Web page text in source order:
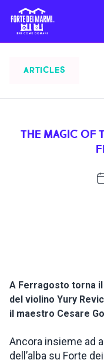
EVENTS
NEWS
INSPIRATIONS
ARTICLES
THE MAGIC OF
A Ferragosto torna il
del violino Yury
il maestro Cesare
Ancora insieme ad
dell’alba su Forte